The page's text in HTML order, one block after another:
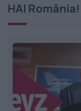
HAI România!